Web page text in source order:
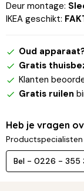
Deur montage:
IKEA geschikt:
Oud
Gratis
Klanten
Gratis ruilen
Heb je vragen
Bel - 0226 - 355